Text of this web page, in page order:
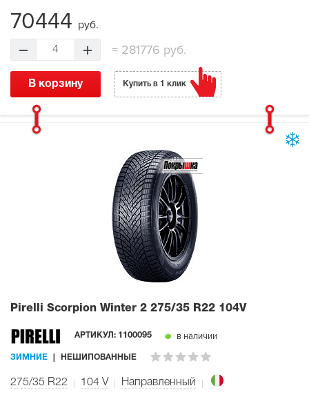
70444 руб.
4 =281776 руб.
В корзину Купить в 1 клик
Pirelli Scorpion Winter 2 275/35 R22 104V
АРТИКУЛ: 1100095 в наличии
ЗИМНИЕ НЕШИПОВАННЫЕ
275/35 R22 104 V Направленный